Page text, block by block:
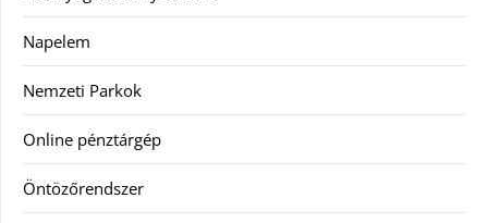
Napelem
Nemzeti Parkok
Online pénztárgép
Öntözőrendszer